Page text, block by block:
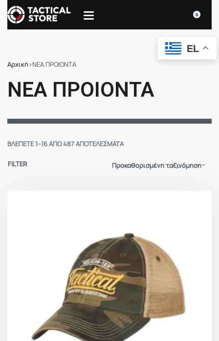
0
Αρχική›ΝΕΑ ΠΡΟΙΟΝΤΑ
ΝΕΑ ΠΡΟΙΟΝΤΑ
ΒΛΈΠΕΤΕ 1–16 ΑΠΌ 487 ΑΠΟΤΕΛΈΣΜΑΤΑ
Προκαθορισμένη ταξινόμηση
FILTER
EL